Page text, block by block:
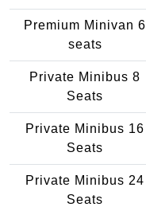
Premium Minivan 6
seats
Private Minibus 8
Seats
Private Minibus 16
Seats
Private Minibus 24
Seats